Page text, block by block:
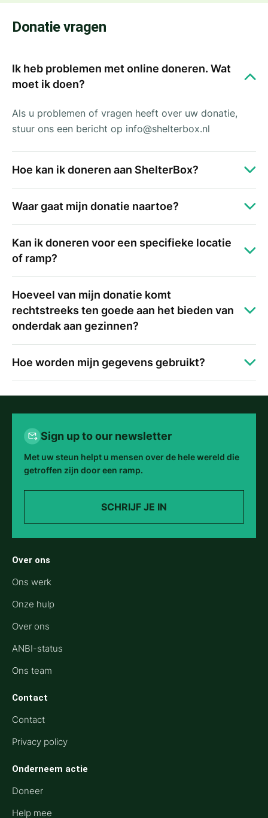
Donatie vragen
Ik heb problemen met online doneren. Wat
moet ik doen?
Als u problemen of vragen heeft over uw donatie,
stuur ons een bericht op info@shelterbox.nl
Hoe kan ik doneren aan ShelterBox?
Waar gaat mijn donatie naartoe?
Kan ik doneren voor een specifieke locatie
of ramp?
Hoeveel van mijn donatie komt
rechtstreeks ten goede aan het bieden van
onderdak aan gezinnen?
Hoe worden mijn gegevens gebruikt?
Sign up to our newsletter
Met uw steun helpt u mensen over de hele wereld die
getroffen zijn door een ramp.
SCHRIJF JE IN
Over ons
Ons werk
Onze hulp
Over ons
ANBI-status
Ons team
Contact
Contact
Privacy policy
Onderneem actie
Doneer
Help mee